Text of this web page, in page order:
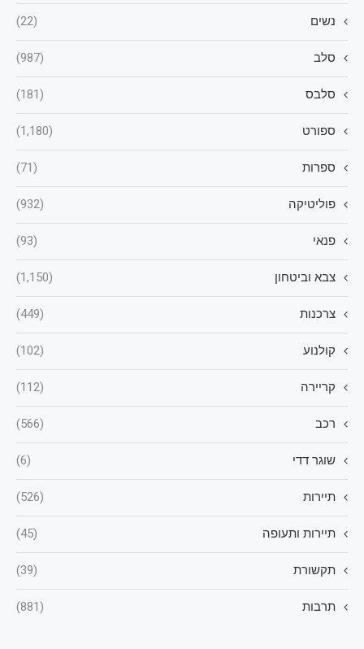
נשים (22)
סלב (987)
סלבס (181)
ספורט (1,180)
ספרות (71)
פוליטיקה (932)
פנאי (93)
צבא וביטחון (1,150)
צרכנות (449)
קולנוע (102)
קריירה (112)
רכב (566)
שוגר דדי (6)
תיירות (526)
תיירות ותעופה (45)
תקשורת (39)
תרבות (881)